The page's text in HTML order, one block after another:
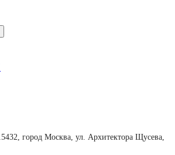
город Москва, ул. Архитектора Щусева,